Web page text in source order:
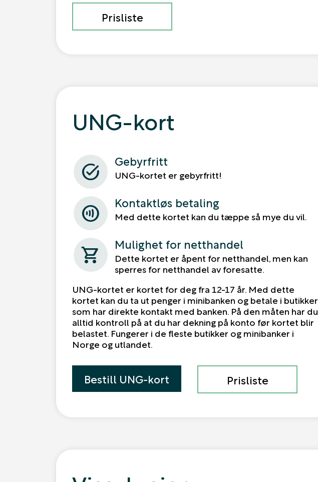
Prisliste
UNG-kort
task_alt Gebyrfritt
UNG-kortet er gebyrfritt!
contactless Kontaktløs betaling
Med dette kortet kan du tæppe så mye du vil.
shopping_cart Mulighet for netthandel
Dette kortet er åpent for netthandel, men kan
sperres for netthandel av foresatte.
UNG-kortet er kortet for deg fra 12-17 år. Med dette
kortet kan du ta ut penger i minibanken og betale i butikker
som har direkte kontakt med banken. På den måten har du
alltid kontroll på at du har dekning på konto før kortet blir
belastet. Fungerer i de fleste butikker og minibanker i
Norge og utlandet.
Bestill UNG-kort Prisliste